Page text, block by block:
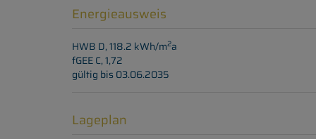
Energieausweis
HWB D, 118.2 kWh/m2a
fGEEC, 1,72
gültig bis 03.06.2035
Lageplan